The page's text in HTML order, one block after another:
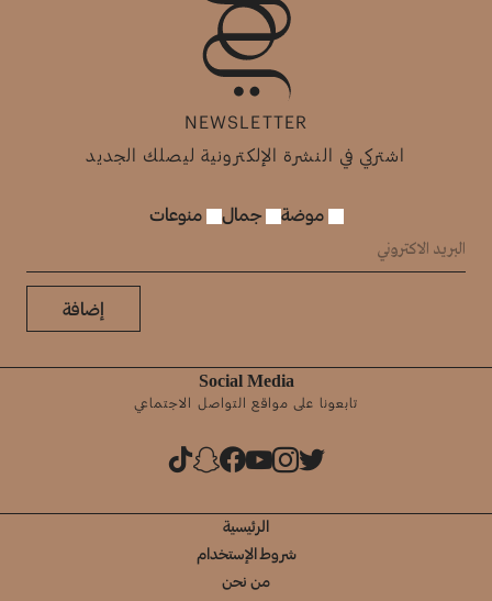
NEWSLETTER
اشتركي في النشرة الإلكترونية ليصلك الجديد
موضة جمال منوعات
إضافة
Social Media
تابعونا على مواقع التواصل الاجتماعي
الرئيسية
شروط الإستخدام
من نحن